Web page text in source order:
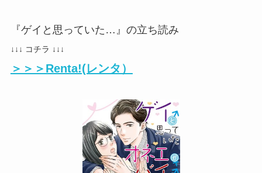
『ゲイと思っていた…』の立ち読み
↓↓↓ コチラ ↓↓↓
＞＞＞Renta!(レンタ）